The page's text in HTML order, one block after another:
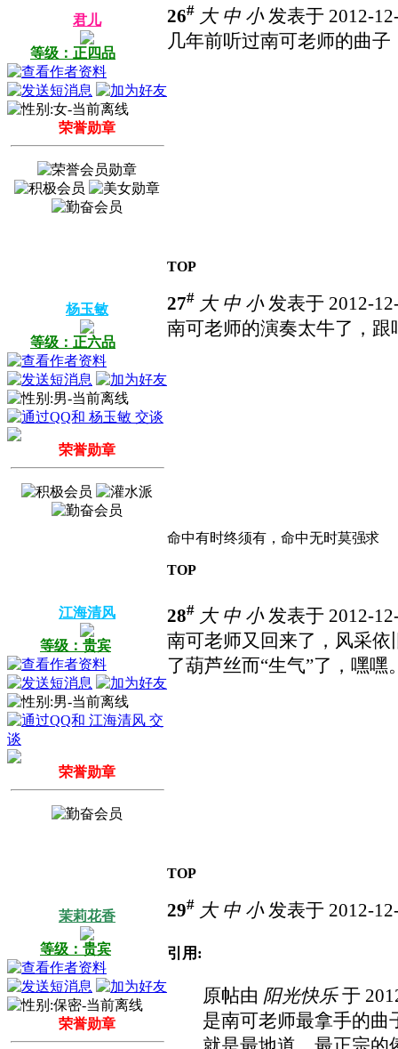
君儿
等级：正四品
荣誉勋章
26# 大 中 小发表于 2012-
几年前听过南可老师的曲
TOP
杨玉敏
等级：正六品
荣誉勋章
27# 大 中 小发表于 2012-
南可老师的演奏太牛了，
命中有时终须有，命中无时莫强求
TOP
江海清风
等级：贵宾
荣誉勋章
28# 大 中 小发表于 2012-
南可老师又回来了，风采
了葫芦丝而“生气”了，嘿
TOP
茉莉花香
等级：贵宾
荣誉勋章
29# 大 中 小发表于 2012-
引用:
原帖由 阳光快乐于
是南可老师最拿手的曲